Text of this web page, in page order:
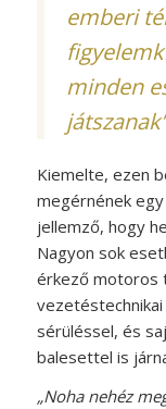
emberi
minden
Kiemelte, ezen
megérnének
jellemző, hogy
Nagyon sok
érkező motoros
sérüléssel, és
balesettel is
„Noha nehéz